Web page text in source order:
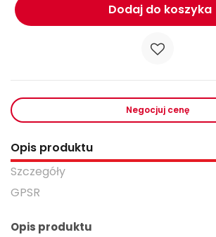
Dodaj do koszyka
Negocjuj cenę
Opis produktu
Szczegóły
GPSR
Opis produktu